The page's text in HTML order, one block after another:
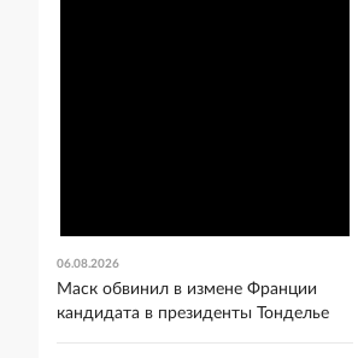
06.08.2026
Маск обвинил в измене Франции
кандидата в президенты Тонделье